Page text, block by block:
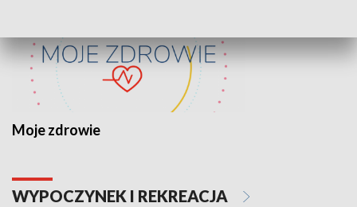
Moje zdrowie
WYPOCZYNEK I REKREACJA